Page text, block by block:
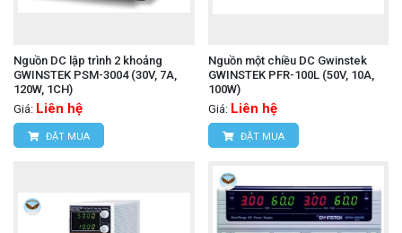
Nguồn DC lập trình 2 khoảng
GWINSTEK PSM-3004 (30V, 7A,
120W, 1CH)
Giá: Liên hệ
ĐẶT MUA
Nguồn một chiều DC Gwinstek
GWINSTEK PFR-100L (50V, 10A,
100W)
Giá: Liên hệ
ĐẶT MUA